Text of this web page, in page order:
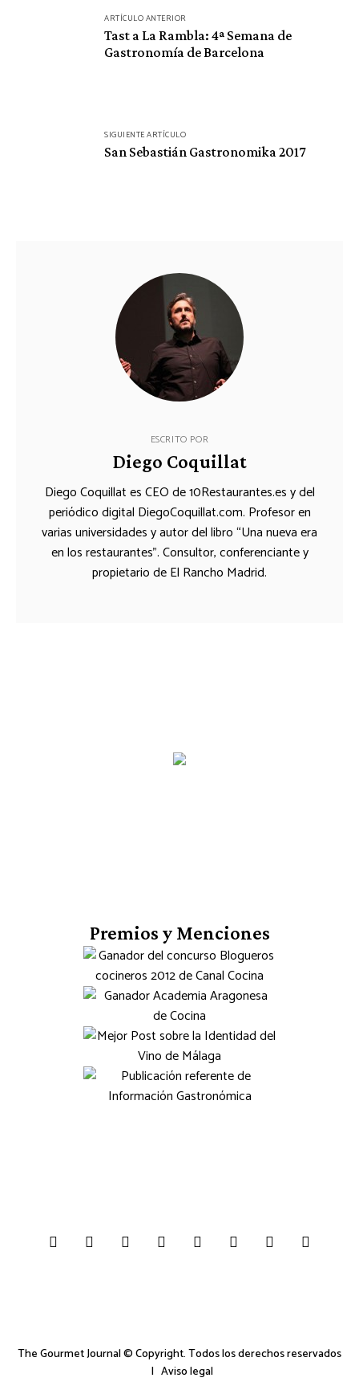
ARTÍCULO ANTERIOR
Tast a La Rambla: 4ª Semana de
Gastronomía de Barcelona
SIGUIENTE ARTÍCULO
San Sebastián Gastronomika 2017
ESCRITO POR
Diego Coquillat
Diego Coquillat es CEO de 10Restaurantes.es y del
periódico digital DiegoCoquillat.com. Profesor en
varias universidades y autor del libro “Una nueva era
en los restaurantes”. Consultor, conferenciante y
propietario de El Rancho Madrid.
Premios y Menciones
The Gourmet Journal © Copyright. Todos los derechos reservados
| Aviso legal